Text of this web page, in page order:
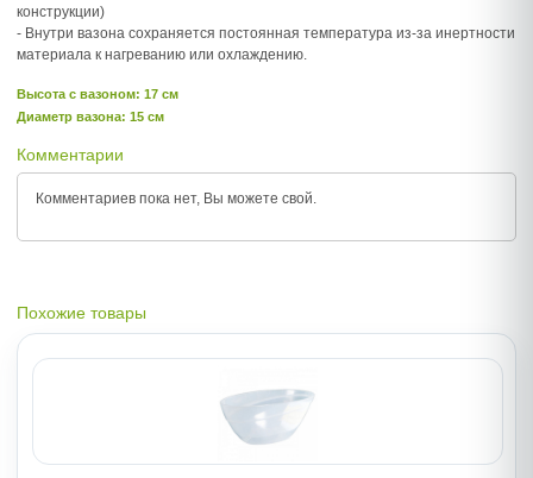
конструкции)
- Внутри вазона сохраняется постоянная температура из-за инертности
материала к нагреванию или охлаждению.
Высота c вазоном: 17 см
Диаметр вазона: 15 см
Комментарии
Комментариев пока нет, Вы можете свой.
Похожие товары